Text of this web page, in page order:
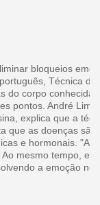
bloqueios
Técnica
do corpo
pontos. André
explica que a
que as doenças
e hormonais. "A
mesmo tempo,
a emoção